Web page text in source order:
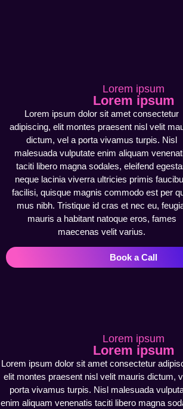
Lorem ipsum
Lorem ipsum
Lorem ipsum dolor sit amet consectetur
adipiscing, elit montes praesent nisl velit
dictum, vel a porta vivamus turpis. Nisl
malesuada vulputate enim aliquam
taciti libero magna sodales, eleifend
neque lacinia viverra ultricies primis
facilisi, quisque magnis commodo est per
mus nibh. Tristique id cras et nec eu,
mauris a habitant natoque eros, fames
maecenas velit varius.
Book a Call
Lorem ipsum
Lorem ipsum
Lorem ipsum dolor sit amet consectetur
elit montes praesent nisl velit mauris dictum,
porta vivamus turpis. Nisl malesuada
enim aliquam venenatis taciti libero magna